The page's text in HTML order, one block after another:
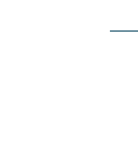
Festa do Rocio